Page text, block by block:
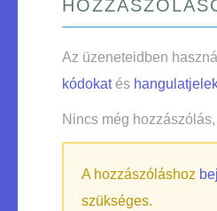
Az üzeneteidben
kódokatés
Nincs még
A hozzászóláshoz
szükséges.